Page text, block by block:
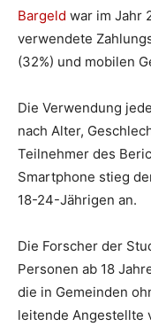
Bargeld war im Jahr
verwendete
(32%) und mobilen
Die Verwendung
nach Alter,
Teilnehmer des
Smartphone stieg
18-24-Jährigen an.
Die Forscher der
Personen ab 18
die in Gemeinden
leitende Angestellte